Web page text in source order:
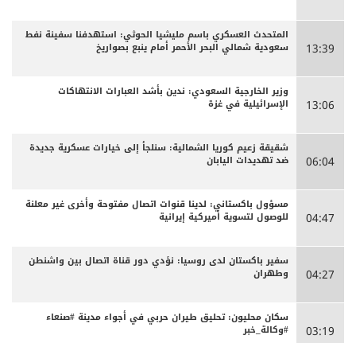
13:39
المتحدث العسكري باسم مليشيا الحوثي: استهدفنا سفينة نفط
سعودية شمالي البحر الأحمر أمام ينبع بصواريخ
13:06
وزير الخارجية السعودي: ندين بأشد العبارات الانتهاكات
الإسرائيلية في غزة
06:04
شقيقة زعيم كوريا الشمالية: سنلجأ إلى خيارات عسكرية جديدة
ضد تهديدات اليابان
04:47
مسؤول باكستاني: لدينا قنوات اتصال مفتوحة وأخرى غير معلنة
للوصول لتسوية أميركية إيرانية
04:27
سفير باكستان لدى روسيا: نؤدي دور قناة اتصال بين واشنطن
وطهران
03:19
سكان محليون: تحليق طيران حربي في أجواء مدينة #صنعاء
#وكالة_خبر